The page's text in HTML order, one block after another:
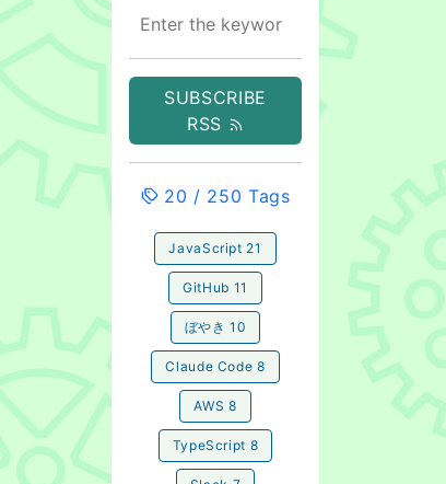
SUBSCRIBE
RSS
20 / 250 Tags
JavaScript 21
GitHub 11
ぼやき 10
Claude Code 8
AWS 8
TypeScript 8